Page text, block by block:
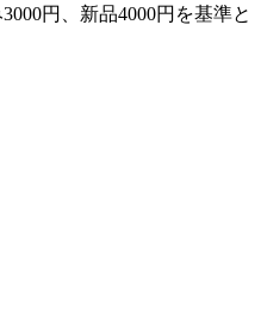
円、新品4000円を基準と